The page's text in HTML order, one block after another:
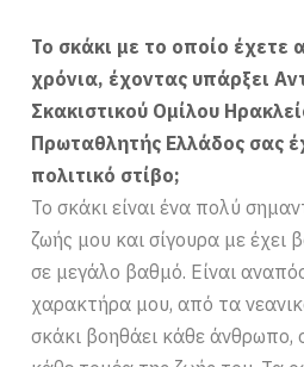
Το σκάκι με το οποίο έχετε
χρόνια, έχοντας υπάρξει
Σκακιστικού Ομίλου
Πρωταθλητής Ελλάδος σας
πολιτικό στίβο;
Το σκάκι είναι ένα πολύ
ζωής μου και σίγουρα με έχει
σε μεγάλο βαθμό. Είναι
χαρακτήρα μου, από τα
σκάκι βοηθάει κάθε άνθρωπο,